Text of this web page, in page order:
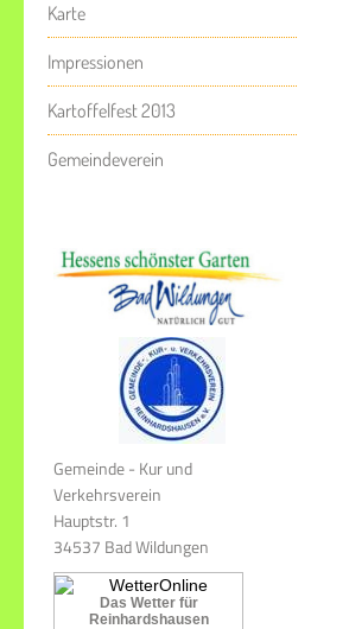
Karte
Impressionen
Kartoffelfest 2013
Gemeindeverein
Gemeinde - Kur und
Verkehrsverein
Hauptstr. 1
34537 Bad Wildungen
Das Wetter für
Reinhardshausen